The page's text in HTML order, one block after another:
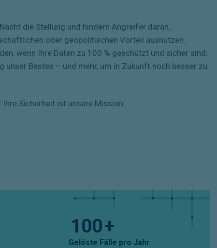
die Stellung und hindern Angreifer daran,
oder geopolitischen Vorteil ausnutzen.
wenn Ihre Daten zu 100 % geschützt und sicher sind.
unser Bestes – und mehr, um in Zukunft noch besser zu
Sicherheit ist unsere Mission.
100+
Gelöste Fälle pro Jahr